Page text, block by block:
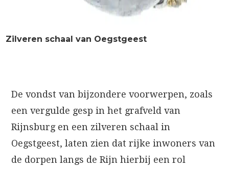
Zilveren schaal van Oegstgeest
De vondst van bijzondere voorwerpen, zoals
een vergulde gesp in het grafveld van
Rijnsburg en een zilveren schaal in
Oegstgeest, laten zien dat rijke inwoners van
de dorpen langs de Rijn hierbij een rol